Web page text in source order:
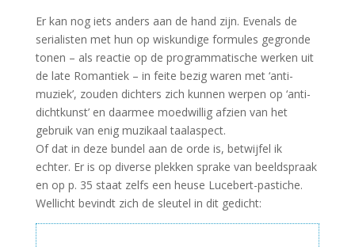
Er kan nog iets anders aan de hand zijn. Evenals de
serialisten met hun op wiskundige formules gegronde
tonen – als reactie op de programmatische werken uit
de late Romantiek – in feite bezig waren met ‘anti-
muziek’, zouden dichters zich kunnen werpen op ‘anti-
dichtkunst’ en daarmee moedwillig afzien van het
gebruik van enig muzikaal taalaspect.
Of dat in deze bundel aan de orde is, betwijfel ik
echter. Er is op diverse plekken sprake van beeldspraak
en op p. 35 staat zelfs een heuse Lucebert-pastiche.
Wellicht bevindt zich de sleutel in dit gedicht: